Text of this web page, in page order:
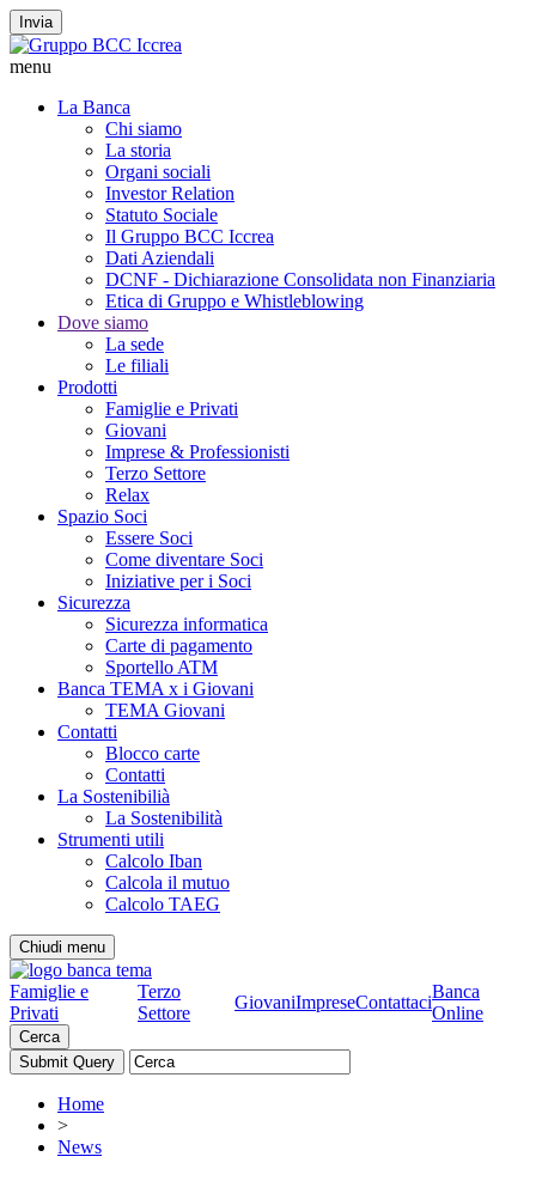
Invia
menu
La Banca
Chi siamo
La storia
Organi sociali
Investor Relation
Statuto Sociale
Il Gruppo BCC Iccrea
Dati Aziendali
DCNF - Dichiarazione Consolidata non Finanziaria
Etica di Gruppo e Whistleblowing
Dove siamo
La sede
Le filiali
Prodotti
Famiglie e Privati
Giovani
Imprese & Professionisti
Terzo Settore
Relax
Spazio Soci
Essere Soci
Come diventare Soci
Iniziative per i Soci
Sicurezza
Sicurezza informatica
Carte di pagamento
Sportello ATM
Banca TEMA x i Giovani
TEMA Giovani
Contatti
Blocco carte
Contatti
La Sostenibilià
La Sostenibilità
Strumenti utili
Calcolo Iban
Calcola il mutuo
Calcolo TAEG
Chiudi menu
Famiglie e
Privati
Terzo
Settore
GiovaniImpreseContattaci
Banca
Online
Cerca
Home
>
News